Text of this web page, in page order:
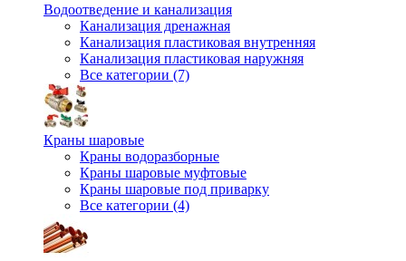
Водоотведение и канализация
Канализация дренажная
Канализация пластиковая внутренняя
Канализация пластиковая наружняя
Все категории (7)
Краны шаровые
Краны водоразборные
Краны шаровые муфтовые
Краны шаровые под приварку
Все категории (4)